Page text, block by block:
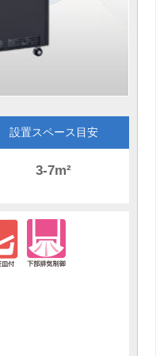
設置スペース目安
3-7m²